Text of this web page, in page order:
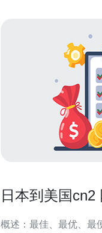
日本到美国cn2
概述：最佳、最优、最